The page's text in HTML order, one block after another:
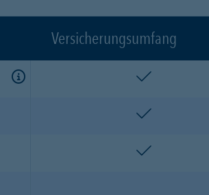
Versicherungsumfang
enthalten
enthalten
enthalten